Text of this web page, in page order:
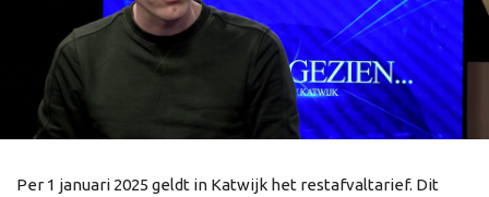
Per 1 januari 2025 geldt in Katwijk het restafvaltarief. Dit